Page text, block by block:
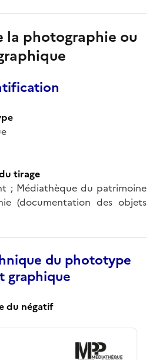
la photographie ou
tirage
; Médiathèque du patrimoine
(documentation des objets
du phototype
graphique
du négatif